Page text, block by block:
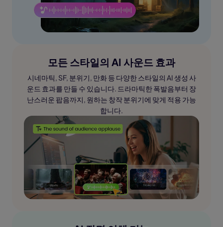
모든 스타일의 AI 사운드 효과
시네마틱, SF, 분위기, 만화 등 다양한 스타일의 AI 생성 사
운드 효과를 만들 수 있습니다. 드라마틱한 폭발음부터 장
난스러운 팝음까지, 원하는 창작 분위기에 맞게 적용 가능
합니다.